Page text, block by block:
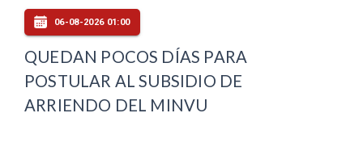
06-08-2026 01:00
QUEDAN POCOS DÍAS PARA
POSTULAR AL SUBSIDIO DE
ARRIENDO DEL MINVU